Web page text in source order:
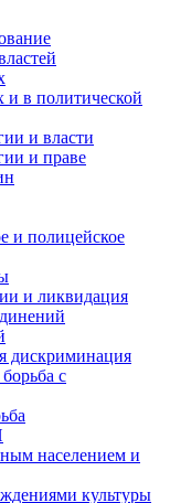
и в политической
и власти
и праве
и полицейское
и ликвидация
дискриминация
с
населением и
культуры